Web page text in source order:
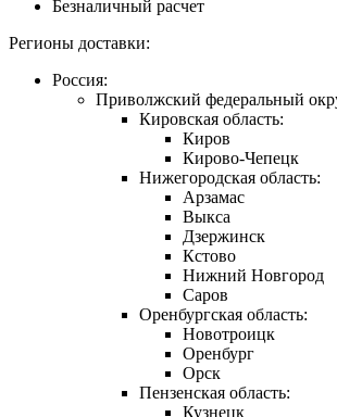
Безналичный расчет
Регионы доставки:
Россия:
Приволжский федеральный
Кировская область:
Киров
Кирово-Чепецк
Нижегородская область:
Арзамас
Выкса
Дзержинск
Кстово
Нижний Новгород
Саров
Оренбургская область:
Новотроицк
Оренбург
Орск
Пензенская область:
Кузнецк